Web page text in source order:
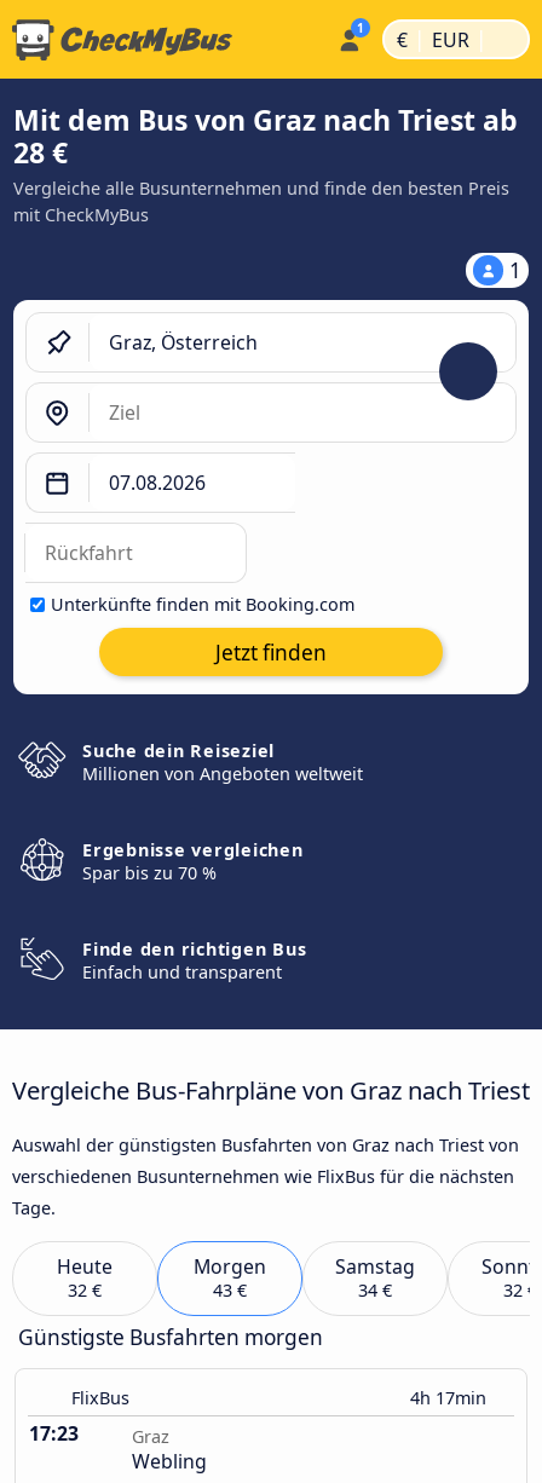
€ | EUR |
Mit dem Bus von Graz nach Triest ab
28 €
Vergleiche alle Busunternehmen und finde den besten Preis
mit CheckMyBus
1
Unterkünfte finden mit Booking.com
Jetzt finden
Suche dein Reiseziel
Millionen von Angeboten weltweit
Ergebnisse vergleichen
Spar bis zu 70 %
Finde den richtigen Bus
Einfach und transparent
Vergleiche Bus-Fahrpläne von Graz nach Triest
Auswahl der günstigsten Busfahrten von Graz nach Triest von
verschiedenen Busunternehmen wie FlixBus für die nächsten
Tage.
Heute
32 €
Morgen
43 €
Samstag
34 € 32 €
Günstigste Busfahrten morgen
FlixBus 4h 17min
17:23 Graz
Webling